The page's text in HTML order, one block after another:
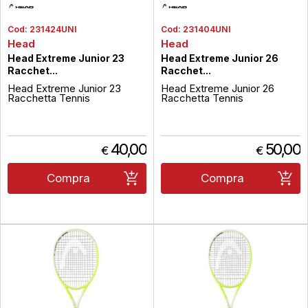
Cod: 231424UNI
Head
Head Extreme Junior 23
Racchet...
Head Extreme Junior 23
Racchetta Tennis
€ 40,00
Compra
Cod: 231404UNI
Head
Head Extreme Junior 26
Racchet...
Head Extreme Junior 26
Racchetta Tennis
€ 50,00
Compra